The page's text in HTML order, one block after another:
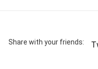
Share with your friends: